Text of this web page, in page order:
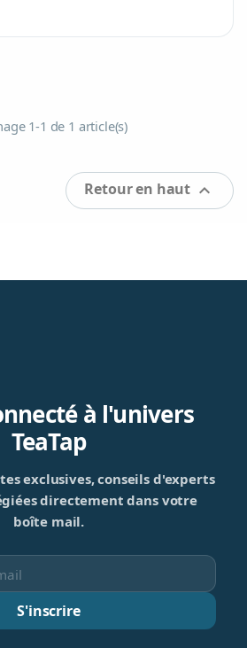
1-1 de 1 article(s)
Retour en haut 
à l'univers
TeaTap
exclusives, conseils d'experts
directement dans votre
boîte mail.
S'inscrire